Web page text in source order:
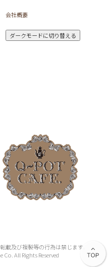
会社概要
ダークモードに切り替える
載及び複製等の行為は禁じます。
All Rights Reserved